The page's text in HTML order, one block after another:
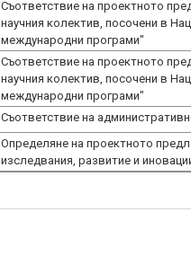
Съответствие на проектното
научния колектив, посочени в
международни програми"
Съответствие на проектното
научния колектив, посочени в
международни програми"
Съответствие на
Определяне на проектното
изследвания, развитие и